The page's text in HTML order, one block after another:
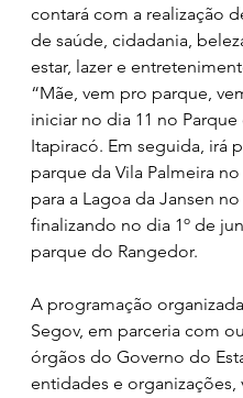
contará com a realização
de saúde, cidadania,
estar, lazer e
“Mãe, vem pro parque,
iniciar no dia 11 no Parque
Itapiracó. Em seguida, irá
parque da Vila Palmeira no
para a Lagoa da Jansen no
finalizando no dia 1º de
parque do Rangedor.
A programação
Segov, em parceria com
órgãos do Governo do
entidades e organizações,